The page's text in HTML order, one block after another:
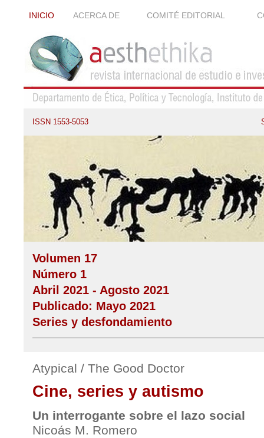
INICIO ACERCA DE COMITÉ EDITORIAL
ISSN 1553-5053
Volumen 17
Número 1
Abril 2021 - Agosto 2021
Publicado: Mayo 2021
Series y desfondamiento
Atypical / The Good Doctor
Cine, series y autismo
Un interrogante sobre el lazo social
Nicoás M. Romero